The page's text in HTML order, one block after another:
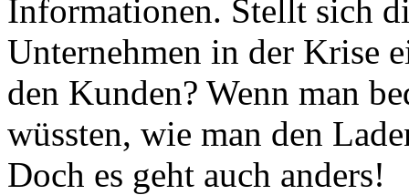
Informationen. Stellt sich
Unternehmen in der Krise
den Kunden? Wenn man
wüssten, wie man den
Doch es geht auch anders!